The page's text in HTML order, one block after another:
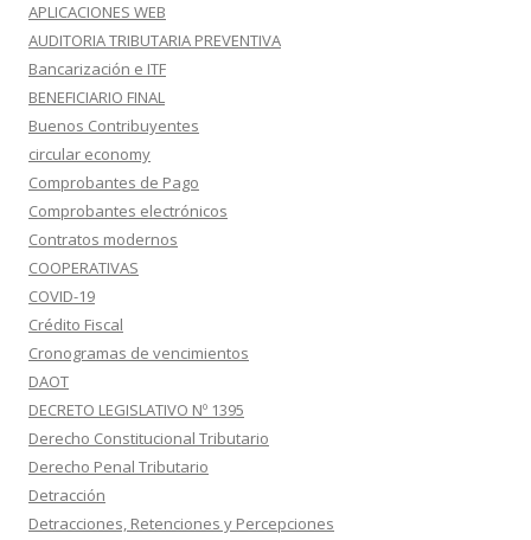
APLICACIONES WEB
AUDITORIA TRIBUTARIA PREVENTIVA
Bancarización e ITF
BENEFICIARIO FINAL
Buenos Contribuyentes
circular economy
Comprobantes de Pago
Comprobantes electrónicos
Contratos modernos
COOPERATIVAS
COVID-19
Crédito Fiscal
Cronogramas de vencimientos
DAOT
DECRETO LEGISLATIVO Nº 1395
Derecho Constitucional Tributario
Derecho Penal Tributario
Detracción
Detracciones, Retenciones y Percepciones